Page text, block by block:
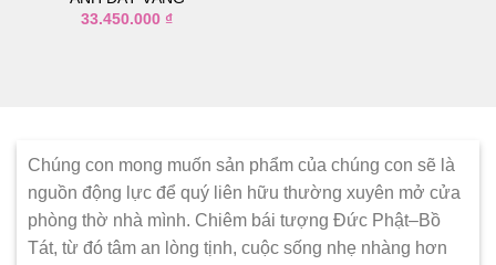
33.450.000 ₫
Chúng con mong muốn sản phẩm của chúng con sẽ là
nguồn động lực để quý liên hữu thường xuyên mở cửa
phòng thờ nhà mình. Chiêm bái tượng Đức Phật–Bồ
Tát, từ đó tâm an lòng tịnh, cuộc sống nhẹ nhàng hơn